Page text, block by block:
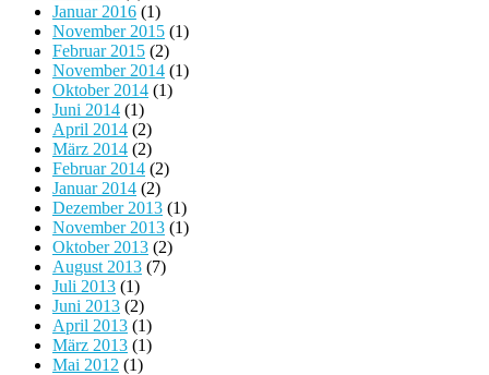
Januar 2016 (1)
November 2015 (1)
Februar 2015 (2)
November 2014 (1)
Oktober 2014 (1)
Juni 2014 (1)
April 2014 (2)
März 2014 (2)
Februar 2014 (2)
Januar 2014 (2)
Dezember 2013 (1)
November 2013 (1)
Oktober 2013 (2)
August 2013 (7)
Juli 2013 (1)
Juni 2013 (2)
April 2013 (1)
März 2013 (1)
Mai 2012 (1)